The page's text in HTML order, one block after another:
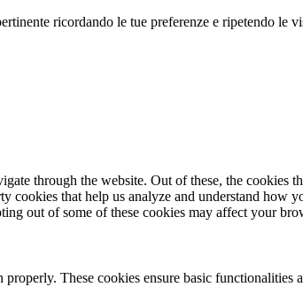
ricordando le tue preferenze e ripetendo le
through the website. Out of these, the cookies
cookies that help us analyze and understand
out of some of these cookies may affect your
These cookies ensure basic functionalities